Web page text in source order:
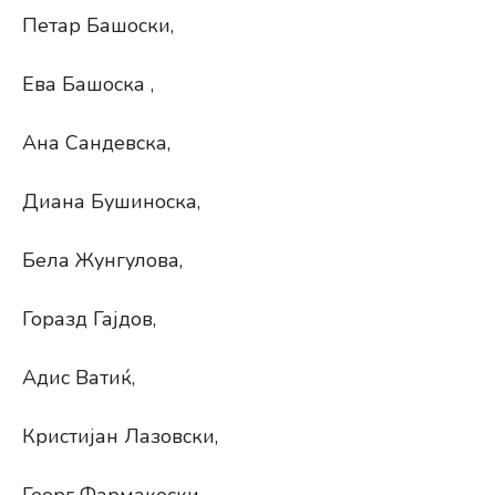
Петар Башоски,
Ева Башоска ,
Ана Сандевска,
Диана Бушиноска,
Бела Жунгулова,
Горазд Гајдов,
Адис Ватиќ,
Кристијан Лазовски,